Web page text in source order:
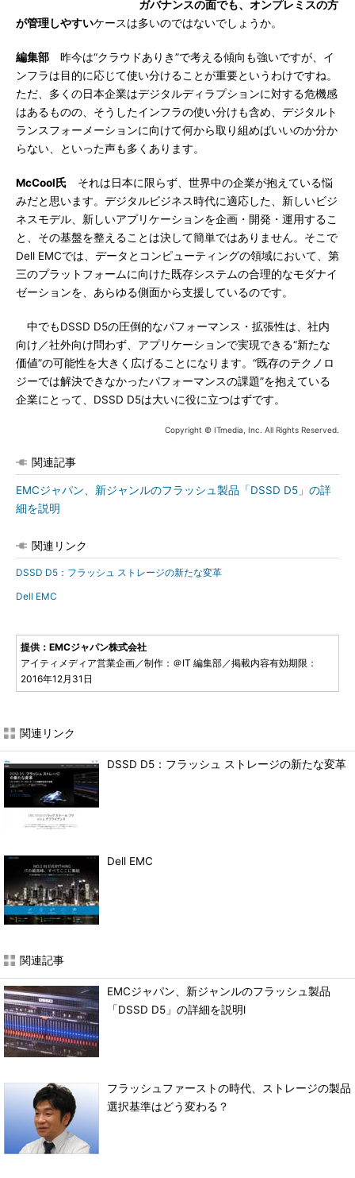
ガバナンスの面でも、オンプレミスの方
が管理しやすいケースは多いのではないでしょうか。
編集部 昨今は“クラウドありき”で考える傾向も強いですが、イ
ンフラは目的に応じて使い分けることが重要というわけですね。
ただ、多くの日本企業はデジタルディラプションに対する危機感
はあるものの、そうしたインフラの使い分けも含め、デジタルト
ランスフォーメーションに向けて何から取り組めばいいのか分か
らない、といった声も多くあります。
McCool氏 それは日本に限らず、世界中の企業が抱えている悩
みだと思います。デジタルビジネス時代に適応した、新しいビジ
ネスモデル、新しいアプリケーションを企画・開発・運用するこ
と、その基盤を整えることは決して簡単ではありません。そこで
Dell EMCでは、データとコンピューティングの領域において、第
三のプラットフォームに向けた既存システムの合理的なモダナイ
ゼーションを、あらゆる側面から支援しているのです。
中でもDSSD D5の圧倒的なパフォーマンス・拡張性は、社内
向け／社外向け問わず、アプリケーションで実現できる“新たな
価値”の可能性を大きく広げることになります。“既存のテクノロ
ジーでは解決できなかったパフォーマンスの課題”を抱えている
企業にとって、DSSD D5は大いに役に立つはずです。
Copyright © ITmedia, Inc. All Rights Reserved.
関連記事
EMCジャパン、新ジャンルのフラッシュ製品「DSSD D5」の詳
細を説明
関連リンク
DSSD D5：フラッシュ ストレージの新たな変革
Dell EMC
提供：EMCジャパン株式会社
アイティメディア営業企画／制作：＠IT 編集部／掲載内容有効期限：
2016年12月31日
関連リンク
DSSD D5：フラッシュ ストレージの新たな変革
Dell EMC
関連記事
EMCジャパン、新ジャンルのフラッシュ製品
「DSSD D5」の詳細を説明l
フラッシュファーストの時代、ストレージの製品
選択基準はどう変わる？